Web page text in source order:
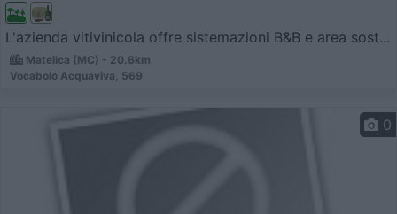
L'azienda vitivinicola offre sistemazioni B&B e area sost...
Matelica (MC) - 20.6km
Vocabolo Acquaviva, 569
0